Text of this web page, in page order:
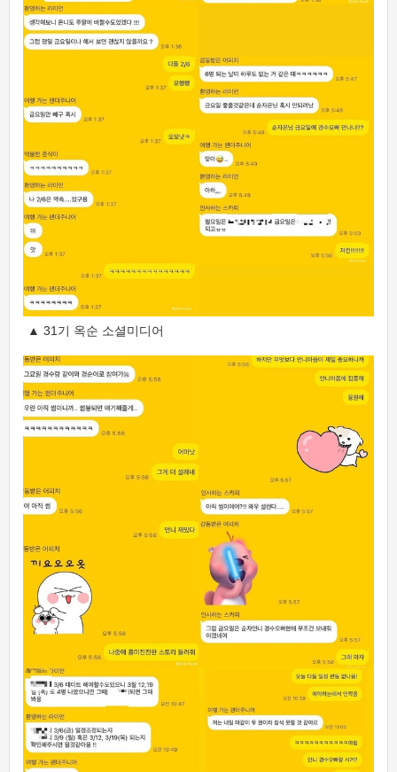
▲ 31기 옥순 소셜미디어